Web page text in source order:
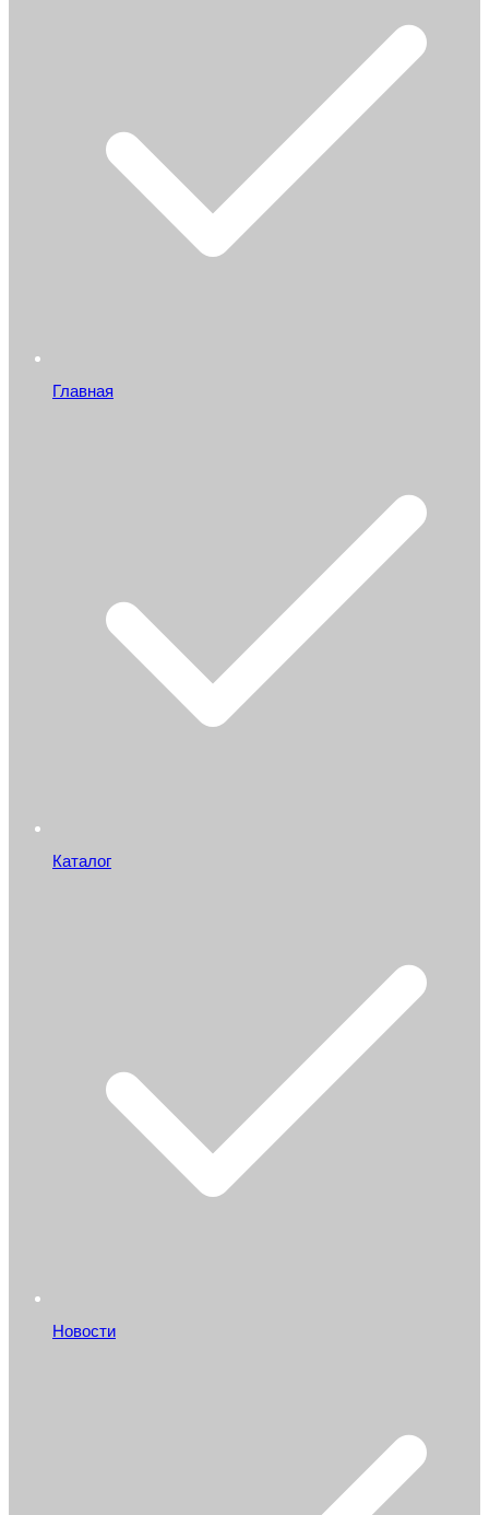
Главная
Каталог
Новости